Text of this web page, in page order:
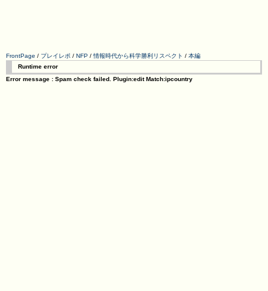
FrontPage / プレイレポ / NFP / 情報時代から科学勝利リスペクト / 本編
Runtime error
Error message : Spam check failed. Plugin:edit Match:ipcountry